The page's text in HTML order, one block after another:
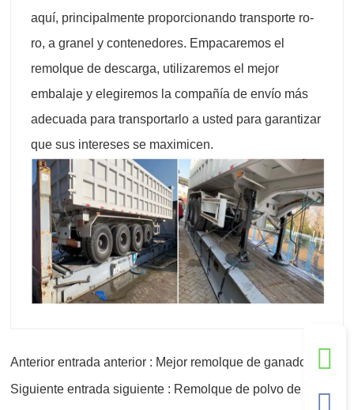
aquí, principalmente proporcionando transporte ro-
ro, a granel y contenedores. Empacaremos el
remolque de descarga, utilizaremos el mejor
embalaje y elegiremos la compañía de envío más
adecuada para transportarlo a usted para garantizar
que sus intereses se maximicen.
Anterior entrada anterior : Mejor remolque de ganado